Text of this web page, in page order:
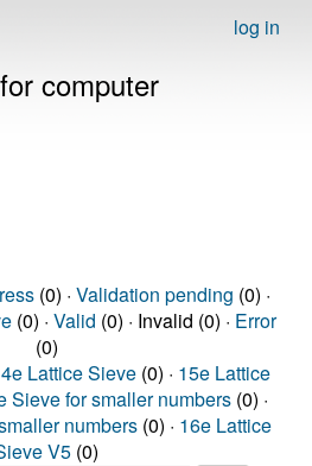
log in
computer
(0) · Validation pending (0) ·
(0) · Valid (0) · Invalid (0) · Error
(0)
Lattice Sieve (0) · 15e Lattice
Sieve for smaller numbers (0) ·
numbers (0) · 16e Lattice
V5 (0)